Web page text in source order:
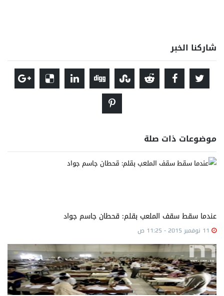
شاركنا الخبر
موضوعات ذات صلة
عندما سقط سقف الملعب بقلم: قحطان جاسم جواد